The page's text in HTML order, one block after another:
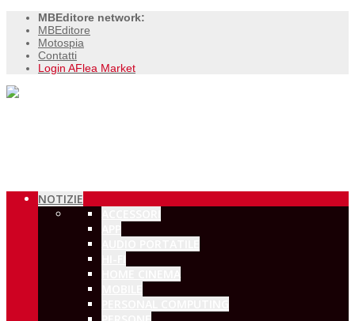
MBEditore network:
MBEditore
Motospia
Contatti
Login AFlea Market
NOTIZIE